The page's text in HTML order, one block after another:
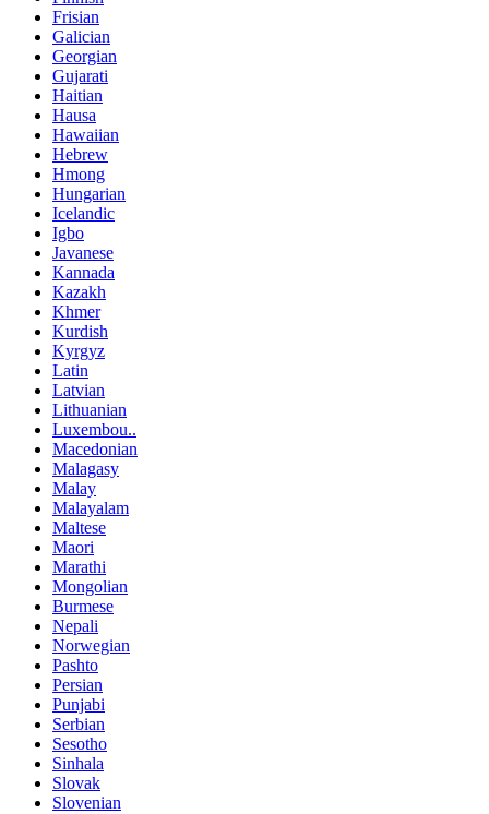
Frisian
Galician
Georgian
Gujarati
Haitian
Hausa
Hawaiian
Hebrew
Hmong
Hungarian
Icelandic
Igbo
Javanese
Kannada
Kazakh
Khmer
Kurdish
Kyrgyz
Latin
Latvian
Lithuanian
Luxembou..
Macedonian
Malagasy
Malay
Malayalam
Maltese
Maori
Marathi
Mongolian
Burmese
Nepali
Norwegian
Pashto
Persian
Punjabi
Serbian
Sesotho
Sinhala
Slovak
Slovenian